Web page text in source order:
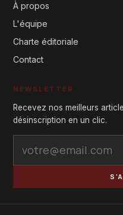
À propos
L'équipe
Charte éditoriale
Contact
NEWSLETTER
Recevez nos meilleurs
désinscription en un clic.